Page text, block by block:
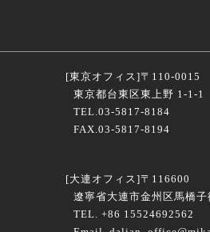
[東京オフィス]〒110-0015
東京都台東区東上野 1-1-
TEL.03-5817-8184
FAX.03-5817-8194
[大連オフィス]〒116600
遼寧省大連市金州区馬橋
TEL. +86 15524692562